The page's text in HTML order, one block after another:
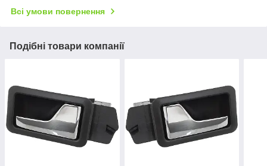
Всі умови повернення
Подібні товари компанії